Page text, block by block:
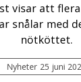
visar att
snålar med
nötköttet.
Nyheter 25 juni